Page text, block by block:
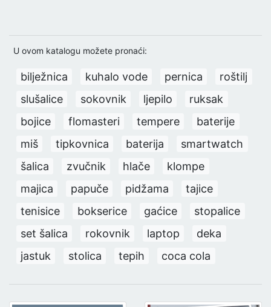
U ovom katalogu možete pronaći:
bilježnica kuhalo vode pernica
roštilj
slušalice
sokovnik ljepilo
ruksak
bojice
flomasteri tempere
baterije
miš
tipkovnica baterija
smartwatch
šalica
zvučnik hlače
klompe
majica
papuče pidžama
tajice
tenisice
bokserice gaćice
stopalice
set šalica
rokovnik laptop
deka
jastuk
stolica tepih coca cola